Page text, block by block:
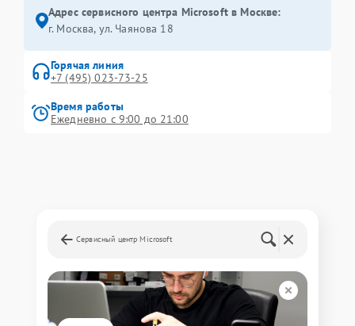
Адрес сервисного центра Microsoft в Москве:
г. Москва, ул. Чаянова 18
Горячая линия
+7 (495) 023-73-25
Время работы
Ежедневно с 9:00 до 21:00
Сервисный центр Microsoft